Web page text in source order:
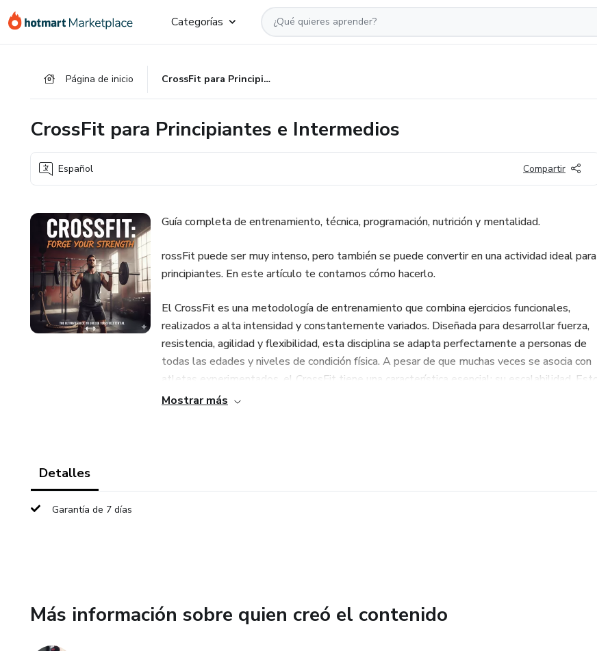
Categorías
Página de inicio CrossFit para Principiantes e Intermedios
CrossFit para Principiantes e Intermedios
Español Compartir
Guía completa de entrenamiento, técnica, programación, nutrición y mentalidad.
rossFit puede ser muy intenso, pero también se puede convertir en una actividad ideal para
principiantes. En este artículo te contamos cómo hacerlo.
El CrossFit es una metodología de entrenamiento que combina ejercicios funcionales,
realizados a alta intensidad y constantemente variados. Diseñada para desarrollar fuerza,
resistencia, agilidad y flexibilidad, esta disciplina se adapta perfectamente a personas de
todas las edades y niveles de condición física. A pesar de que muchas veces se asocia con
atletas experimentados, el CrossFit tiene una característica esencial: su escalabilidad. Esto
significa que los movimientos y ejercicios pueden modificarse para que cualquier persona,
Mostrar más
Detalles
Garantía de 7 días
Más información sobre quien creó el contenido